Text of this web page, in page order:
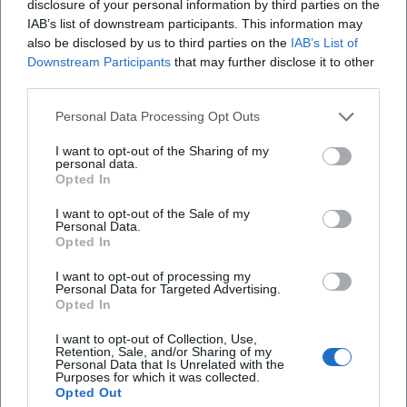
disclosure of your personal information by third parties on the
IAB’s list of downstream participants. This information may
also be disclosed by us to third parties on the IAB’s List of
Downstream Participants that may further disclose it to other
Personal Data Processing Opt Outs
I want to opt-out of the Sharing of my
personal data.
Opted In
I want to opt-out of the Sale of my
Personal Data.
Opted In
I want to opt-out of processing my
Personal Data for Targeted Advertising.
Opted In
I want to opt-out of Collection, Use,
Retention, Sale, and/or Sharing of my
Personal Data that Is Unrelated with the
Purposes for which it was collected.
Opted Out
Familie, Werkstatt und Nachwirkung
Die Werkstattstruktur prägte seine Musikkarriere im
übertragenen Sinn – seine künstlerische Laufbahn als Maler:
Heindl war Vater mehrerer Kinder; Söhne wie Franz (1722–
Enkel Anton (1758–1785) wirkte in Wien. Diese familiäre
Kontinuität sicherte Verbreitung und Pflege der
Bildsprachen, Materialien und Rezepte des Fresko-
ein bürgerliches Netzwerk jenseits der Klostermauern – ein
Knotenpunkt, an dem Aufträge, Gesellen und Lieferanten
Rezeption, Restaurierungen und Gegenwartsbedeutung
Kritische Rezeption im engeren Sinn – Musikpresse oder
kunsthistorische Literatur und regionale Kulturberichte
verorten ihn als zentralen Freskenmaler des Donauraums,
dessen expressive Figuren, lichtgesättigte Kuppelszenen